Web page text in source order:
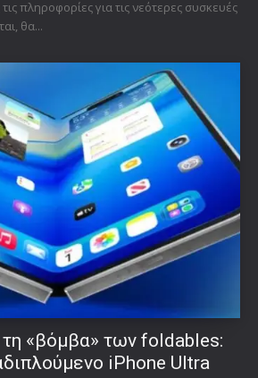
πληροφορίες για τις νεότερες συσκευές
θα...
τη «βόμβα» των foldables:
iPhone Ultra